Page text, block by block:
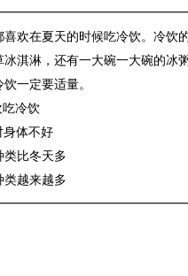
喜欢在夏天的时候吃冷饮。冷饮
冰淇淋，还有一大碗一大碗的冰
一定要适量。
吃冷饮
身体不好
类比冬天多
类越来越多